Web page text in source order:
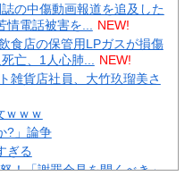
の中傷動画報道を追及した
電話被害を...
NEW!
食店の保管用LPガスが損傷
亡、1人心肺...
NEW!
雑貨店社員、大竹玖瑠美さ
ｗｗｗ
?」論争
ぎる
！「謝罪会見を開くべき」